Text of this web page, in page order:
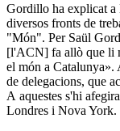
Gordillo ha explicat a
diversos fronts de
"Món". Per Saül
[l'ACN] fa allò que li
el món a Catalunya».
de delegacions, que
A aquestes s'hi
Londres i Nova York.